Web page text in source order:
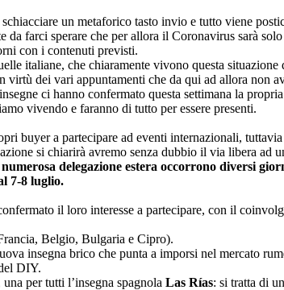
un metaforico tasto invio e tutto viene
da farci sperare che per allora il Coronavirus sarà
con i contenuti previsti.
italiane, che chiaramente vivono questa
virtù dei vari appuntamenti che da qui ad allora non
ci hanno confermato questa settimana la
vivendo e faranno di tutto per essere presenti.
buyer a partecipare ad eventi internazionali,
si chiarirà avremo senza dubbio il via libera ad
delegazione estera occorrono diversi
7-8 luglio.
il loro interesse a partecipare, con il
Belgio, Bulgaria e Cipro).
insegna brico che punta a imporsi nel mercato
DIY.
per tutti l’insegna spagnola Las Rías: si tratta di